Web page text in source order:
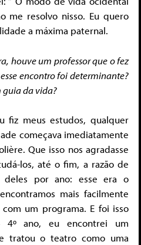
me resolvo nisso. Eu quero
a máxima paternal.
houve um professor que o fez
encontro foi determinante?
guia da vida?
fiz meus estudos, qualquer
começava imediatamente
Que isso nos agradasse
los, até o fim, a razão de
por ano: esse era o
mais facilmente
um programa. E foi isso
4º ano, eu encontrei um
tratou o teatro como uma